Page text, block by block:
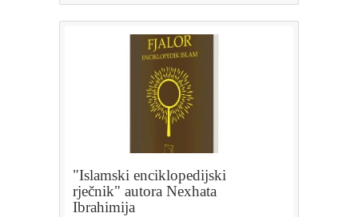
"Islamski enciklopedijski
rječnik" autora Nexhata
Ibrahimija